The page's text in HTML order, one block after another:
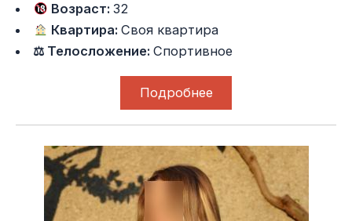
Возраст:32
Квартира:Своя квартира
⚖ Телосложение:Спортивное
Подробнее